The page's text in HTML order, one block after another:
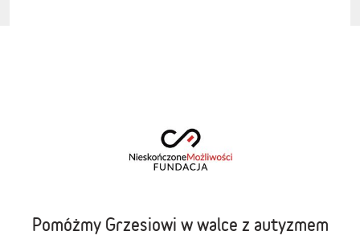
Pomóżmy Grzesiowi w walce z autyzmem